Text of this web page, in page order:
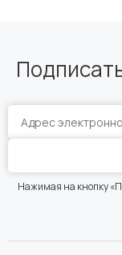
Нажимая на кнопку